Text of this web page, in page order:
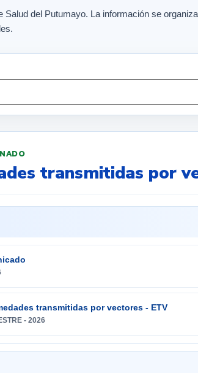
del Putumayo. La información se
transmitidas por
transmitidas por vectores - ETV
- 2026